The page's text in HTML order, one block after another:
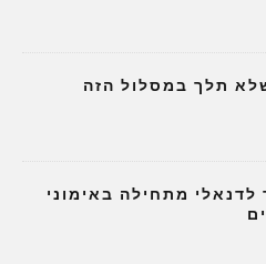
תלך במסלול הזה
לדנאלי מתחילה באימוני